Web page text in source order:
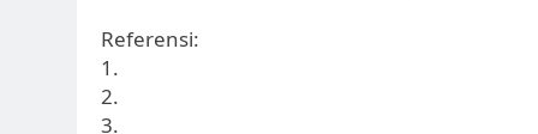
Referensi:
1.
2.
3.